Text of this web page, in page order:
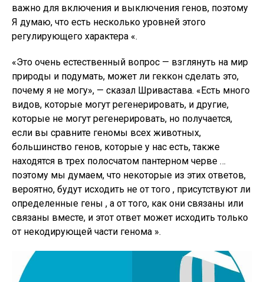
важно для включения и выключения генов, поэтому
Я думаю, что есть несколько уровней этого
регулирующего характера «.
«Это очень естественный вопрос — взглянуть на мир
природы и подумать, может ли геккон сделать это,
почему я не могу», — сказал Шривастава. «Есть много
видов, которые могут регенерировать, и другие,
которые не могут регенерировать, но получается,
если вы сравните геномы всех животных,
большинство генов, которые у нас есть, также
находятся в трех полосчатом пантерном черве …
поэтому мы думаем, что некоторые из этих ответов,
вероятно, будут исходить не от того , присутствуют ли
определенные гены , а от того, как они связаны или
связаны вместе, и этот ответ может исходить только
от некодирующей части генома ».